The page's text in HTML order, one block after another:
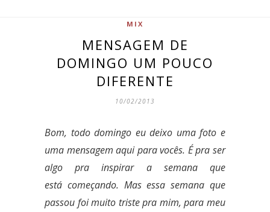
MIX
MENSAGEM DE
DOMINGO UM POUCO
DIFERENTE
10/02/2013
Bom, todo domingo eu deixo uma foto e
uma mensagem aqui para vocês. É pra ser
algo pra inspirar a semana que
está começando. Mas essa semana que
passou foi muito triste pra mim, para meu